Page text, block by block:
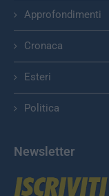
Approfondimenti
Cronaca
Esteri
Politica
Newsletter